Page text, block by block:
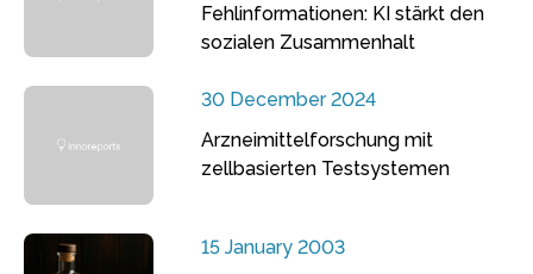
Fehlinformationen: KI stärkt den
sozialen Zusammenhalt
30 December 2024
Arzneimittelforschung mit
zellbasierten Testsystemen
15 January 2003